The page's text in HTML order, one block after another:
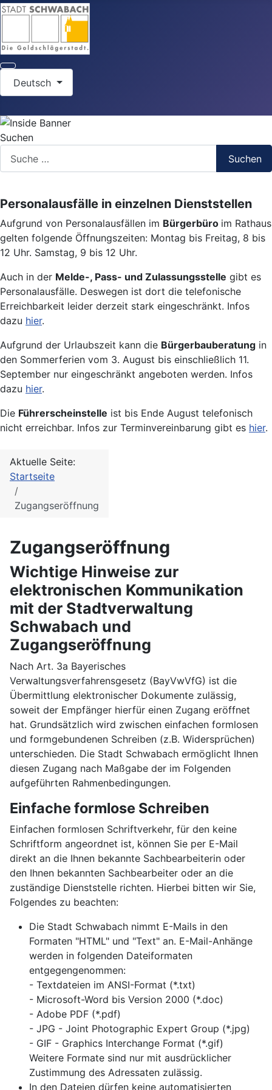
Deutsch
Suchen
Suchen
Personalausfälle in einzelnen Dienststellen
Aufgrund von Personalausfällen im Bürgerbüro im Rathaus
gelten folgende Öffnungszeiten: Montag bis Freitag, 8 bis
12 Uhr. Samstag, 9 bis 12 Uhr.
Auch in der Melde-, Pass- und Zulassungsstelle gibt es
Personalausfälle. Deswegen ist dort die telefonische
Erreichbarkeit leider derzeit stark eingeschränkt. Infos
dazu hier.
Aufgrund der Urlaubszeit kann die Bürgerbauberatung in
den Sommerferien vom 3. August bis einschließlich 11.
September nur eingeschränkt angeboten werden. Infos
dazu hier.
Die Führerscheinstelle ist bis Ende August telefonisch
nicht erreichbar. Infos zur Terminvereinbarung gibt es hier.
Aktuelle Seite:
Startseite
Zugangseröffnung
Zugangseröffnung
Wichtige Hinweise zur
elektronischen Kommunikation
mit der Stadtverwaltung
Schwabach und
Zugangseröffnung
Nach Art. 3a Bayerisches
Verwaltungsverfahrensgesetz (BayVwVfG) ist die
Übermittlung elektronischer Dokumente zulässig,
soweit der Empfänger hierfür einen Zugang eröffnet
hat. Grundsätzlich wird zwischen einfachen formlosen
und formgebundenen Schreiben (z.B. Widersprüchen)
unterschieden. Die Stadt Schwabach ermöglicht Ihnen
diesen Zugang nach Maßgabe der im Folgenden
aufgeführten Rahmenbedingungen.
Einfache formlose Schreiben
Einfachen formlosen Schriftverkehr, für den keine
Schriftform angeordnet ist, können Sie per E-Mail
direkt an die Ihnen bekannte Sachbearbeiterin oder
den Ihnen bekannten Sachbearbeiter oder an die
zuständige Dienststelle richten. Hierbei bitten wir Sie,
Folgendes zu beachten:
Die Stadt Schwabach nimmt E-Mails in den
Formaten "HTML" und "Text" an. E-Mail-Anhänge
werden in folgenden Dateiformaten
entgegengenommen:
- Textdateien im ANSI-Format (*.txt)
- Microsoft-Word bis Version 2000 (*.doc)
- Adobe PDF (*.pdf)
- JPG - Joint Photographic Expert Group (*.jpg)
- GIF - Graphics Interchange Format (*.gif)
Weitere Formate sind nur mit ausdrücklicher
Zustimmung des Adressaten zulässig.
In den Dateien dürfen keine automatisierten